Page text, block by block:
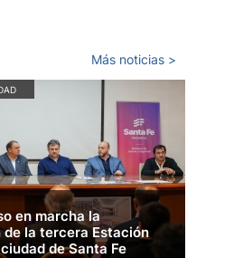
Más noticias >
en marcha la
la tercera Estación
de Santa Fe